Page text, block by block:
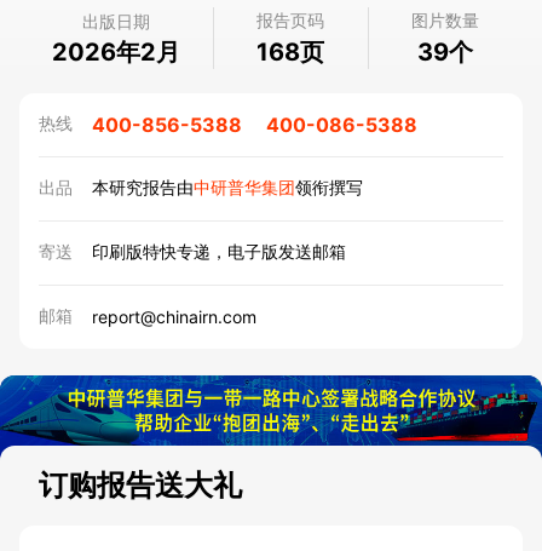
出版日期
2026年2月
报告页码
168页
图片数量
39个
热线 400-856-5388 400-086-5388
出品 本研究报告由中研普华集团领衔撰写
寄送 印刷版特快专递，电子版发送邮箱
邮箱 report@chinairn.com
订购报告送大礼